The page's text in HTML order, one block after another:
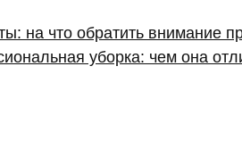
на что обратить внимание
уборка: чем она